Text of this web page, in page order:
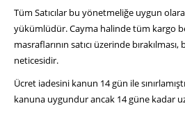
Tüm Satıcılar bu yönetmeliğe uygun
yükümlüdür. Cayma halinde tüm kargo
masraflarının satıcı üzerinde
neticesidir.
Ücret iadesini kanun 14 gün ile
kanuna uygundur ancak 14 güne kadar